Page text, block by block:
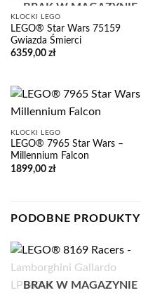
BRAK W MAGAZYNIE
KLOCKI LEGO
LEGO® Star Wars 75159
Gwiazda Śmierci
6359,00 zł
KLOCKI LEGO
LEGO® 7965 Star Wars –
Millennium Falcon
1899,00 zł
PODOBNE PRODUKTY
BRAK W MAGAZYNIE